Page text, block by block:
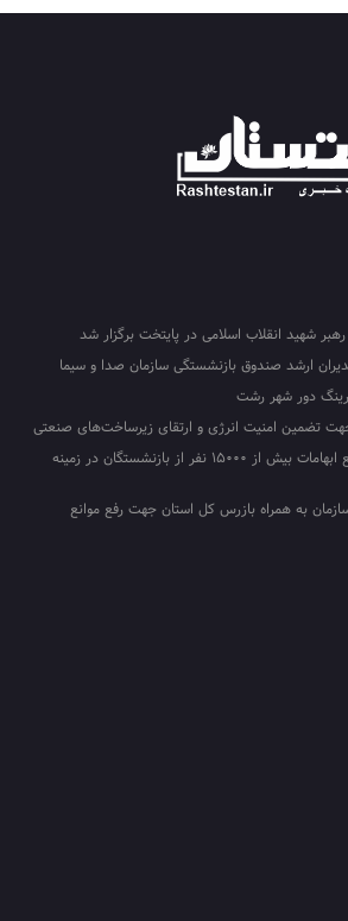
شهید انقلاب اسلامی در پایتخت برگزار شد
ارشد صندوق بازنشستگی سازمان صدا و سیما
تضمین امنیت انرژی و ارتقای زیرساخت‌های صنعتی
پاسخگوئی به سوالات و رفع ابهامات بیش از ۱۵۰۰۰ نفر از بازنشستگان در زمینه
به همراه بازرس کل استان جهت رفع موانع